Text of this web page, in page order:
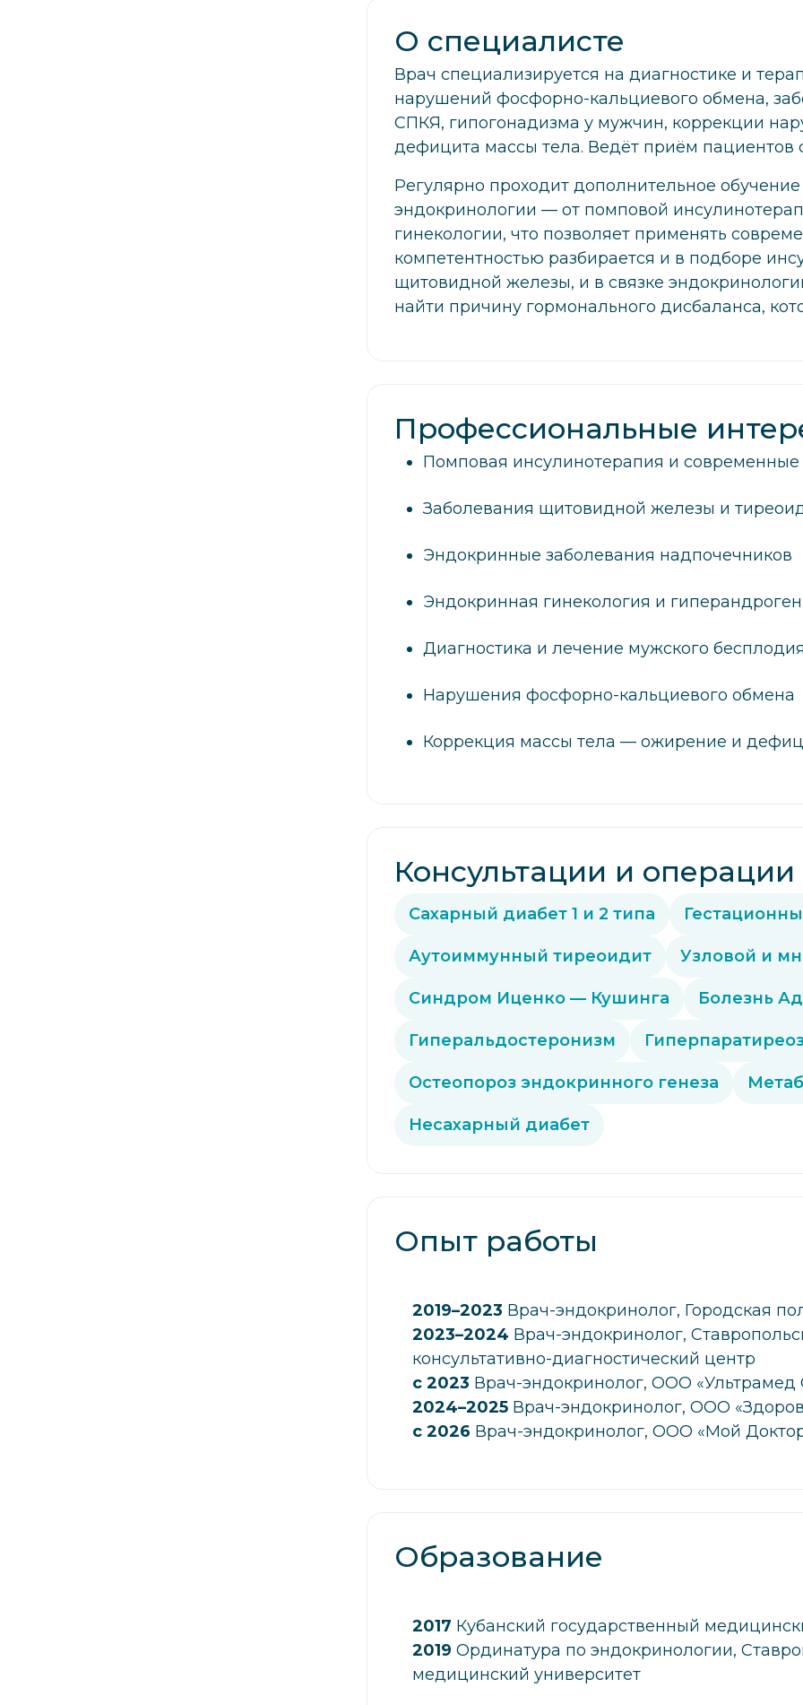
О специалисте
Врач специализируется на диагностике и
нарушений фосфорно-кальциевого обмена,
СПКЯ, гипогонадизма у мужчин, коррекции
дефицита массы тела. Ведёт приём пациентов
Регулярно проходит дополнительное
эндокринологии — от помповой
гинекологии, что позволяет применять
компетентностью разбирается и в подборе
щитовидной железы, и в связке
найти причину гормонального дисбаланса,
Профессиональные
Помповая инсулинотерапия и
Заболевания щитовидной железы и
Эндокринные заболевания надпочечников
Эндокринная гинекология и
Диагностика и лечение мужского
Нарушения фосфорно-кальциевого обмена
Коррекция массы тела — ожирение и
Консультации и операции
Сахарный диабет 1 и 2 типа
Аутоиммунный тиреоидит Узловой и
Синдром Иценко — Кушинга Болезнь
Гиперальдостеронизм
Остеопороз эндокринного генеза
Несахарный диабет
Опыт работы
2019–2023 Врач-эндокринолог, Городская
2023–2024 Врач-эндокринолог,
консультативно-диагностический центр
с 2023 Врач-эндокринолог, ООО «Ультрамед
2024–2025 Врач-эндокринолог, ООО
с 2026 Врач-эндокринолог, ООО «Мой
Образование
2017 Кубанский государственный
2019 Ординатура по эндокринологии,
медицинский университет